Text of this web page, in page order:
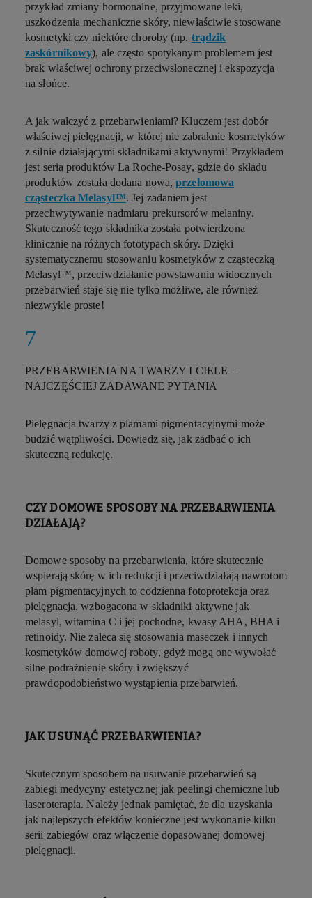
przykład zmiany hormonalne, przyjmowane leki,
uszkodzenia mechaniczne skóry, niewłaściwie stosowane
kosmetyki czy niektóre choroby (np. trądzik
zaskórnikowy), ale często spotykanym problemem jest
brak właściwej ochrony przeciwsłonecznej i ekspozycja
na słońce.
A jak walczyć z przebarwieniami? Kluczem jest dobór
właściwej pielęgnacji, w której nie zabraknie kosmetyków
z silnie działającymi składnikami aktywnymi! Przykładem
jest seria produktów La Roche-Posay, gdzie do składu
produktów została dodana nowa,przełomowa
cząsteczka Melasyl™. Jej zadaniem jest
przechwytywanie nadmiaru prekursorów melaniny.
Skuteczność tego składnika została potwierdzona
klinicznie na różnych fototypach skóry. Dzięki
systematycznemu stosowaniu kosmetyków z cząsteczką
Melasyl™, przeciwdziałanie powstawaniu widocznych
przebarwień staje się nie tylko możliwe, ale również
niezwykle proste!
PRZEBARWIENIA NA TWARZY I CIELE –
NAJCZĘŚCIEJ ZADAWANE PYTANIA
Pielęgnacja twarzy z plamami pigmentacyjnymi może
budzić wątpliwości. Dowiedz się, jak zadbać o ich
skuteczną redukcję.
CZY DOMOWE SPOSOBY NA PRZEBARWIENIA
DZIAŁAJĄ?
Domowe sposoby na przebarwienia, które skutecznie
wspierają skórę w ich redukcji i przeciwdziałają nawrotom
plam pigmentacyjnych to codzienna fotoprotekcja oraz
pielęgnacja, wzbogacona w składniki aktywne jak
melasyl, witamina C i jej pochodne, kwasy AHA, BHA i
retinoidy. Nie zaleca się stosowania maseczek i innych
kosmetyków domowej roboty, gdyż mogą one wywołać
silne podrażnienie skóry i zwiększyć
prawdopodobieństwo wystąpienia przebarwień.
JAK USUNĄĆ PRZEBARWIENIA?
Skutecznym sposobem na usuwanie przebarwień są
zabiegi medycyny estetycznej jak peelingi chemiczne lub
laseroterapia. Należy jednak pamiętać, że dla uzyskania
jak najlepszych efektów konieczne jest wykonanie kilku
serii zabiegów oraz włączenie dopasowanej domowej
pielęgnacji.